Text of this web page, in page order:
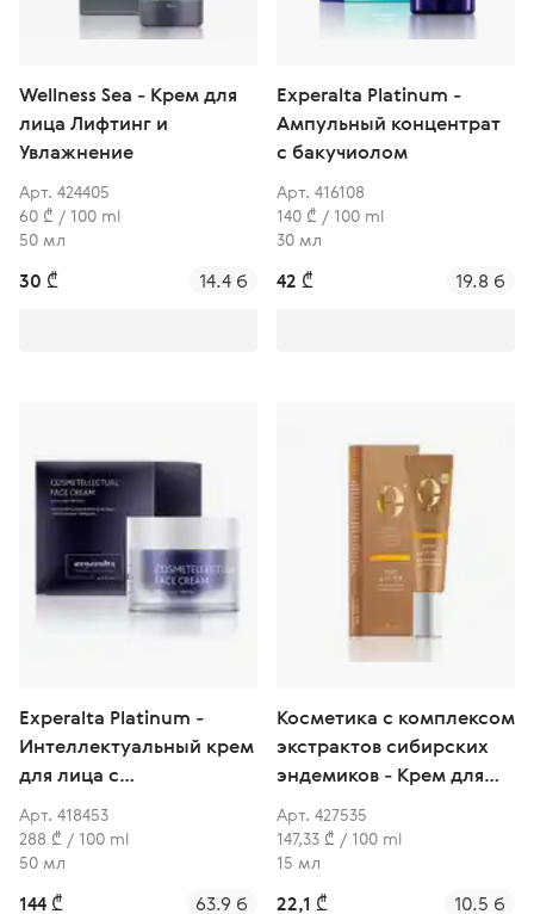
Wellness Sea - Крем для
лица Лифтинг и
Увлажнение
Арт. 424405
60 ₾ / 100 ml
50 мл
30 ₾ 14.4 б
Experalta Platinum -
Ампульный концентрат
с бакучиолом
Арт. 416108
140 ₾ / 100 ml
30 мл
42 ₾ 19.8 б
Experalta Platinum -
Интеллектуальный крем
для лица с
растительными
пептидами
Арт. 418453
288 ₾ / 100 ml
50 мл
144 ₾ 63.9 б
Косметика с комплексом
экстрактов сибирских
эндемиков - Крем для
век с омега-кислотами и
бета-каротином
Арт. 427535
147,33 ₾ / 100 ml
15 мл
22,1 ₾ 10.5 б